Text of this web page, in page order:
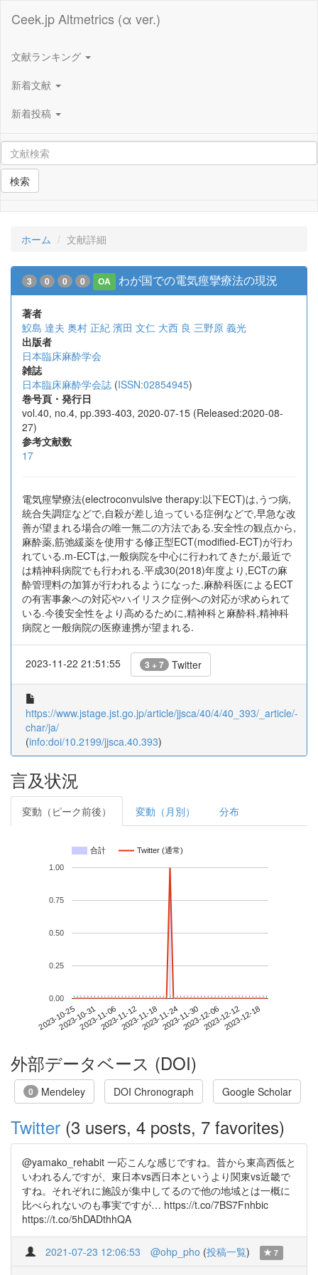
Ceek.jp Altmetrics (α ver.)
文献ランキング
新着文献
新着投稿
検索
ホーム 文献詳細
3 0 0 0 OA わが国での電気痙攣療法の現況
著者
鮫島 達夫 奥村 正紀 濱田 文仁 大西 良 三野原 義光
出版者
日本臨床麻酔学会
雑誌
日本臨床麻酔学会誌 (ISSN:02854945)
巻号頁・発行日
vol.40, no.4, pp.393-403, 2020-07-15 (Released:2020-08-
27)
参考文献数
17
電気痙攣療法(electroconvulsive therapy:以下ECT)は,うつ病,
統合失調症などで,自殺が差し迫っている症例などで,早急な改
善が望まれる場合の唯一無二の方法である.安全性の観点から,
麻酔薬,筋弛緩薬を使用する修正型ECT(modified-ECT)が行わ
れている.m-ECTは,一般病院を中心に行われてきたが,最近で
は精神科病院でも行われる.平成30(2018)年度より,ECTの麻
酔管理料の加算が行われるようになった.麻酔科医によるECT
の有害事象への対応やハイリスク症例への対応が求められて
いる.今後安全性をより高めるために,精神科と麻酔科,精神科
病院と一般病院の医療連携が望まれる.
2023-11-22 21:51:55 3 + 7 Twitter
https://www.jstage.jst.go.jp/article/jjsca/40/4/40_393/_article/-
char/ja/
(info:doi/10.2199/jjsca.40.393)
言及状況
変動（ピーク前後） 変動（月別） 分布
合計 Twitter (通常)
2023-10-252023-10-312023-11-062023-11-122023-11-182023-11-242023-11-302023-12-062023-12-122023-12-18
0.00
0.25
0.50
0.75
1.00
外部データベース (DOI)
0 Mendeley DOI Chronograph Google Scholar
Twitter (3 users, 4 posts, 7 favorites)
@yamako_rehabit 一応こんな感じですね。昔から東高西低と
いわれるんですが、東日本vs西日本というより関東vs近畿で
すね。それぞれに施設が集中してるので他の地域とは一概に
比べられないのも事実ですが… https://t.co/7BS7Fnhbic
https://t.co/5hDADthhQA
2021-07-23 12:06:53 @ohp_pho (投稿一覧) 7